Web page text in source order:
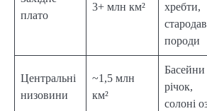
плато
3+ млн км²
хребти,
породи
Центральні
низовини
~1,5 млн
км²
Басейни
річок,
солоні